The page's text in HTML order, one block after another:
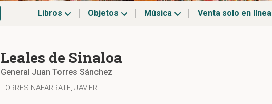
Libros Objetos Música Venta solo en línea
Leales de Sinaloa
General Juan Torres Sánchez
TORRES NAFARRATE, JAVIER